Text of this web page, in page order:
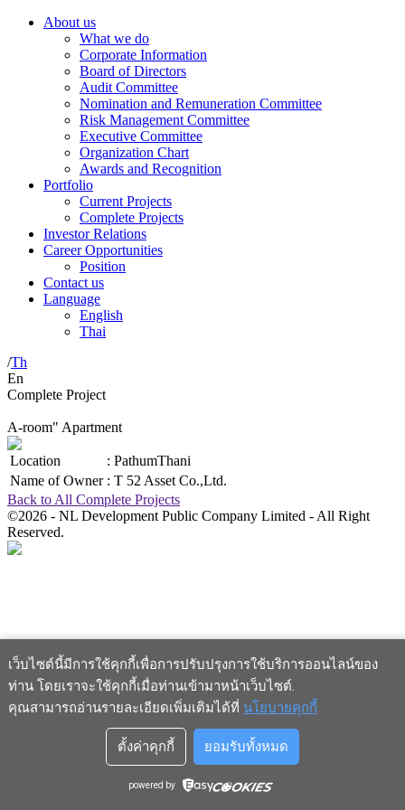
About us
What we do
Corporate Information
Board of Directors
Audit Committee
Nomination and Remuneration Committee
Risk Management Committee
Executive Committee
Organization Chart
Awards and Recognition
Portfolio
Current Projects
Complete Projects
Investor Relations
Career Opportunities
Position
Contact us
Language
English
Thai
Th
/
En
Complete Project
A-room" Apartment
Location : PathumThani
Name of Owner : T 52 Asset Co.,Ltd.
Back to All Complete Projects
©2026 - NL Development Public Company Limited - All Right
Reserved.
เว็บไซต์นี้มีการใช้คุกกี้เพื่อการปรับปรุงการใช้บริการออนไลน์ของ
ท่าน โดยเราจะใช้คุกกี้เมื่อท่านเข้ามาหน้าเว็บไซต์.
คุณสามารถอ่านรายละเอียดเพิ่มเติมได้ที่ นโยบายคุกกี้
ตั้งค่าคุกกี้ ยอมรับทั้งหมด
powered by